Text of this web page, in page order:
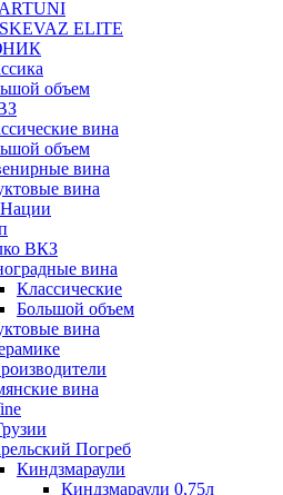
ELITE
объем
вина
объем
вина
вина
Нации
ВКЗ
вина
Классические
Большой объем
вина
вина
Погреб
Киндзмараули
Киндзмараули 0,75л